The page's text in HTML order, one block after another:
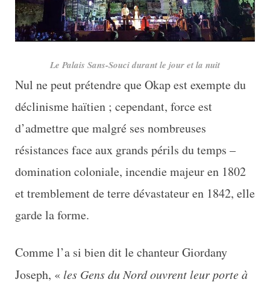
Le Palais Sans-Souci durant le jour et la nuit
Nul ne peut prétendre que Okap est exempte du
déclinisme haïtien ; cependant, force est
d’admettre que malgré ses nombreuses
résistances face aux grands périls du temps –
domination coloniale, incendie majeur en 1802
et tremblement de terre dévastateur en 1842, elle
garde la forme.
Comme l’a si bien dit le chanteur Giordany
Joseph, « les Gens du Nord ouvrent leur porte à